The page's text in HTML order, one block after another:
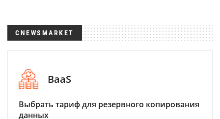
CNEWSMARKET
BaaS
Выбрать тариф для резервного копирования
данных